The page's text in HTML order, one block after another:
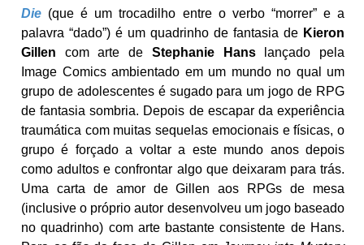
Die (que é um trocadilho entre o verbo “morrer” e a
palavra “dado”) é um quadrinho de fantasia de Kieron
Gillen com arte de Stephanie Hanslançado pela
Image Comics ambientado em um mundo no qual um
grupo de adolescentes é sugado para um jogo de RPG
de fantasia sombria. Depois de escapar da experiência
traumática com muitas sequelas emocionais e físicas, o
grupo é forçado a voltar a este mundo anos depois
como adultos e confrontar algo que deixaram para trás.
Uma carta de amor de Gillen aos RPGs de mesa
(inclusive o próprio autor desenvolveu um jogo baseado
no quadrinho) com arte bastante consistente de Hans.